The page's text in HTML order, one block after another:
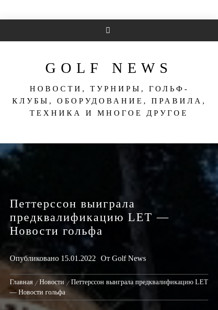
GOLF NEWS
НОВОСТИ, ТУРНИРЫ, ГОЛЬФ-
КЛУБЫ, ОБОРУДОВАНИЕ, ПРАВИЛА,
ТЕХНИКА И МНОГОЕ ДРУГОЕ
Петтерссон выиграла
предквалификацию LET —
Новости гольфа
Опубликовано 15.01.2022 От Golf News
Главная Новости
Петтерссон выиграла предквалификацию LET
— Новости гольфа